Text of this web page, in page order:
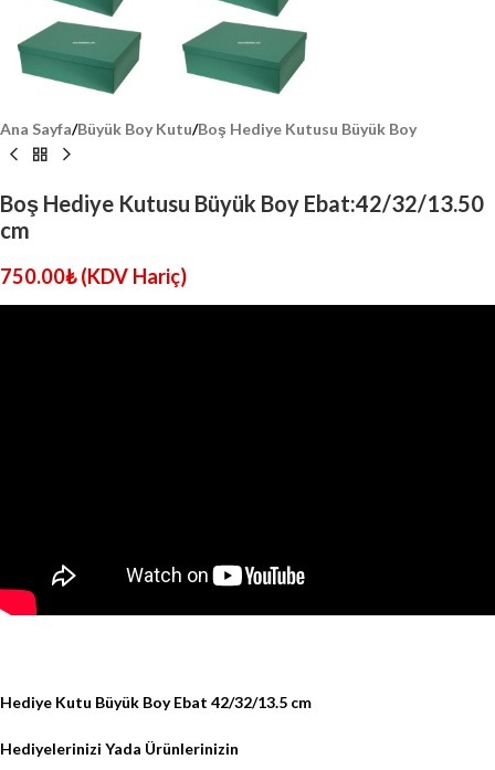
Ana Sayfa/Büyük Boy Kutu/Boş Hediye Kutusu Büyük Boy
Boş Hediye Kutusu Büyük Boy Ebat:42/32/13.50
cm
750.00₺ (KDV Hariç)
Hediye Kutu Büyük Boy Ebat 42/32/13.5 cm
Hediyelerinizi Yada Ürünlerinizin